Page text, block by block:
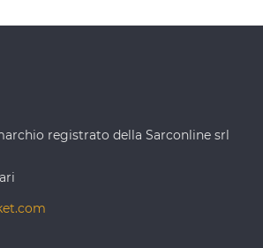
registrato della Sarconline srl